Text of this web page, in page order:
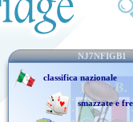
NJ7NFIGB1
classifica nazionale
smazzate e